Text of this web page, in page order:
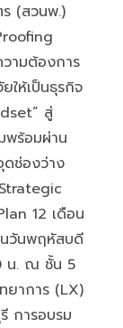
(สวนพ.)
ามต้องการ
ให้เป็นธุรกิจ
สู่
พร้อมผ่าน
ดช่องว่าง
12 เดือน
นวันพฤหัสบดี
น. ณ ชั้น 5
ยาการ (LX)
การอบรม